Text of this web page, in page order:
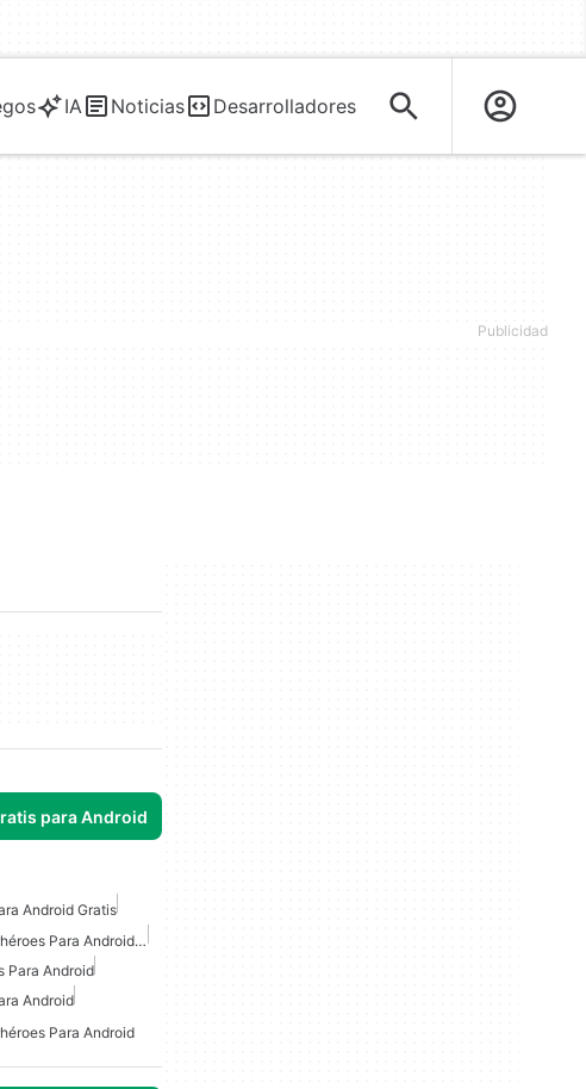
IA Noticias Desarrolladores
para Android
Android Gratis
Juegos De Superhéroes Para Android Gratis
Para Android
Android
Para Android